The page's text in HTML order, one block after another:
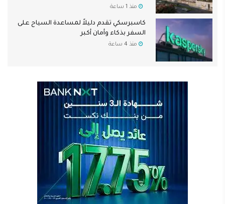
منذ 1 ساعة
كاسبرسكي تقدم دليلاً لمساعدة السياح على
السفر بذكاء وأمان أكبر
منذ 4 ساعة